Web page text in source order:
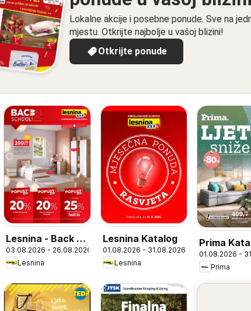
Lokalne akcije i posebne ponude. Sve na
mjestu. Otkrijte najbolje u vašoj blizini!
Otkrijte ponude
Lesnina - Back 2
school!
03.08.2026 - 26.08.2026
Lesnina
Lesnina Katalog
01.08.2026 - 31.08.2026
Lesnina
Prima
01.08.2026 -
Prima